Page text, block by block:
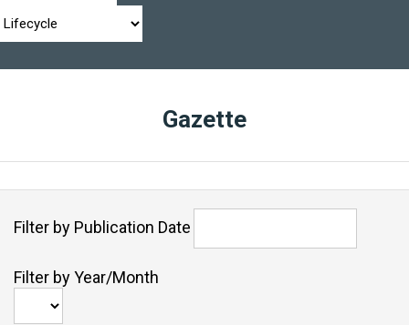
Gazette
Filter by Publication Date
Filter by Year/Month